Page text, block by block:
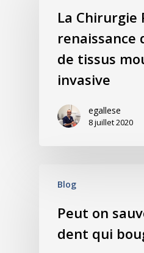
La Chirurgie
renaissance
de tissus
invasive
egallese
8 juillet 2020
Blog
Peut on
dent qui